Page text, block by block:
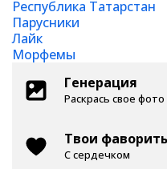
Республика Татарстан
Парусники
Лайк
Морфемы
Генерация
Раскрась свое фото
Твои
С сердечком